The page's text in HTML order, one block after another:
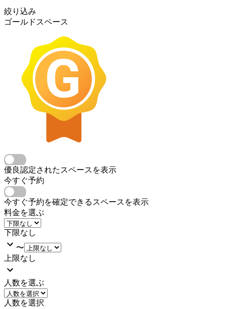
絞り込み
ゴールドスペース
優良認定されたスペースを表示
今すぐ予約
今すぐ予約を確定できるスペースを表示
料金を選ぶ
下限なし
〜
上限なし
人数を選ぶ
人数を選択